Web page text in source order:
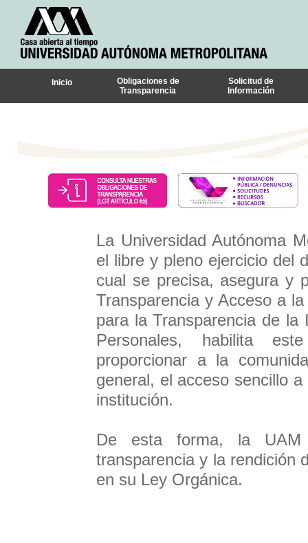
Inicio
Obligaciones de
Transparencia
Solicitud de
Información
La Universidad Autónoma
el libre y pleno ejercicio del
cual se precisa, asegura y
Transparencia y Acceso a
para la Transparencia de
Personales, habilita
proporcionar a la
general, el acceso sencillo
institución.
De esta forma, la UAM
transparencia y la rendición
en su Ley Orgánica.